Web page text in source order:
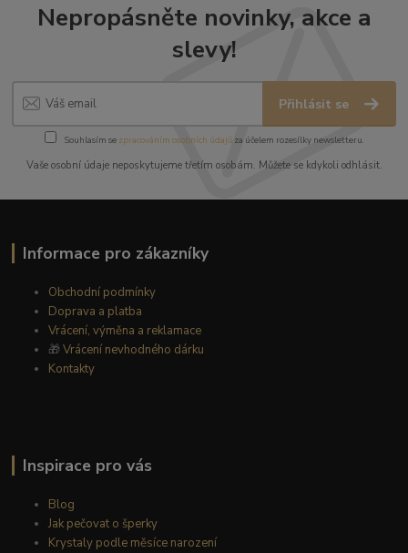
Nepropásněte novinky, akce a
slevy!
Přihlásit se
Souhlasím se zpracováním osobních údajůza účelem rozesílky newsletteru.
Vaše osobní údaje neposkytujeme třetím osobám. Můžete se kdykoli odhlásit.
Informace pro zákazníky
Obchodní podmínky
Doprava a platba
Vrácení, výměna a reklamace
🎁Vrácení nevhodného dárku
Kontakty
Inspirace pro vás
Blog
Jak pečovat o šperky
Krystaly podle měsíce narození